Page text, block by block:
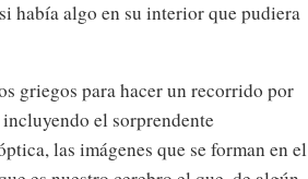
había algo en su interior que pudiera
griegos para hacer un recorrido por
el sorprendente
las imágenes que se forman en el